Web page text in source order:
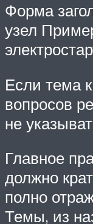
Форма
узел
Если тема
вопросов
не
Главное
должно
полно
Темы, из